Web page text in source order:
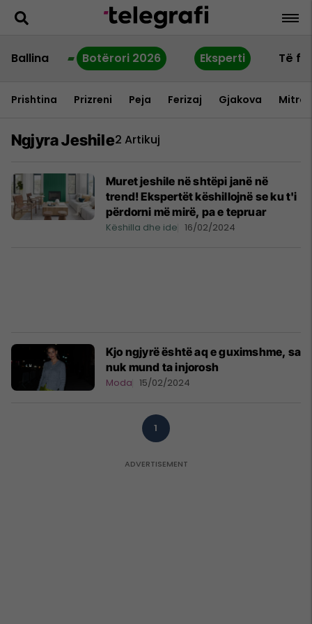
Ballina Botërori 2026 Eksperti Të
Prishtina Prizreni Peja Ferizaj Gjakova
Ngjyra Jeshile2 Artikuj
Muret jeshile në shtëpi janë në
trend! Ekspertët këshillojnë se ku t'i
përdorni më mirë, pa e tepruar
Këshilla dhe ide 16/02/2024
Kjo ngjyrë është aq e guximshme, sa
nuk mund ta injorosh
Moda 15/02/2024
1